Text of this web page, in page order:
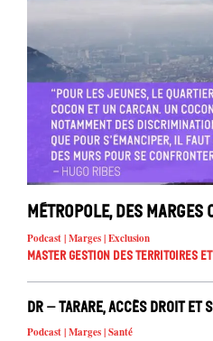
Métropole, des marges
Podcast | Marges | Exclusion
Master Gestion des territoires
DR – Tarare, accès droit et
Podcast | Marges | Santé